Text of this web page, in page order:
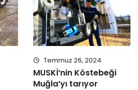
Temmuz 26, 2024
MUSKİ’nin Köstebeği
Muğla’yı tarıyor